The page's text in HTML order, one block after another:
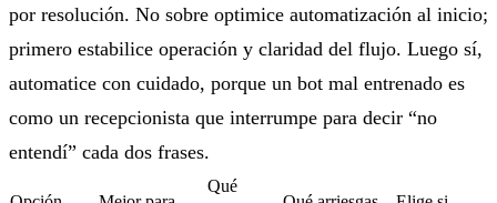
por resolución. No sobre optimice automatización al inicio;
primero estabilice operación y claridad del flujo. Luego sí,
automatice con cuidado, porque un bot mal entrenado es
como un recepcionista que interrumpe para decir “no
entendí” cada dos frases.
Qué